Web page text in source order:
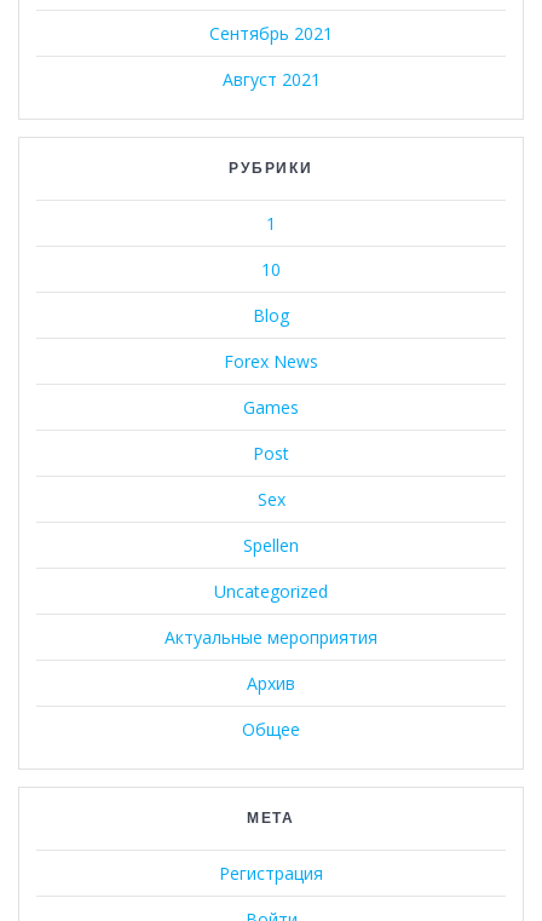
Сентябрь 2021
Август 2021
РУБРИКИ
1
10
Blog
Forex News
Games
Post
Sex
Spellen
Uncategorized
Актуальные мероприятия
Архив
Общее
МЕТА
Регистрация